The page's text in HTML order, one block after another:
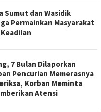
Sumut dan Wasidik
Permainkan Masyarakat
7 Bulan Dilaporkan
Pencurian Memerasnya
Korban Meminta
Atensi